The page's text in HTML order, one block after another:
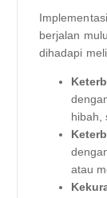
berjalan
dihadapi
hibah,
atau